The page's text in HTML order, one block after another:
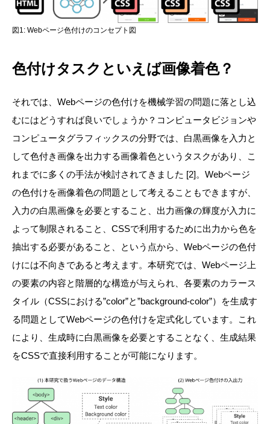
図1: Webページ色付けのコンセプト図
色付けタスクといえば画像着色？
それでは、Webページの色付けを機械学習の問題に落とし込
むにはどうすれば良いでしょうか？コンピュータビジョンや
コンピュータグラフィックスの分野では、白黒画像を入力と
して色付き画像を出力する画像着色というタスクがあり、こ
れまでに多くの手法が検討されてきました [2]。Webページ
の色付けを画像着色の問題として考えることもできますが、
入力の白黒画像を必要とすること、出力画像の輝度が入力に
よって制限されること、CSSで利用するために出力から色を
抽出する必要があること、という点から、Webページの色付
けには不向きであると考えます。本研究では、Webページ上
の要素の内容と階層的な構造が与えられ、各要素のカラース
タイル（CSSにおける”color”と”background-color”）を生成す
る問題としてWebページの色付けを定式化しています。これ
により、生成時に白黒画像を必要とすることなく、生成結果
をCSSで直接利用することが可能になります。